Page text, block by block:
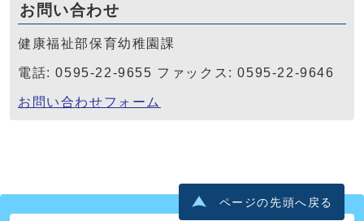
お問い合わせ
健康福祉部保育幼稚園課
電話: 0595-22-9655 ファックス: 0595-22-9646
お問い合わせフォーム
ページの先頭へ戻る